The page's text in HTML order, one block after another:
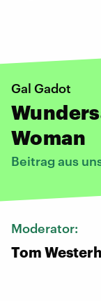
Gal Gadot
Woman
Beitrag aus
Moderator:
Tom